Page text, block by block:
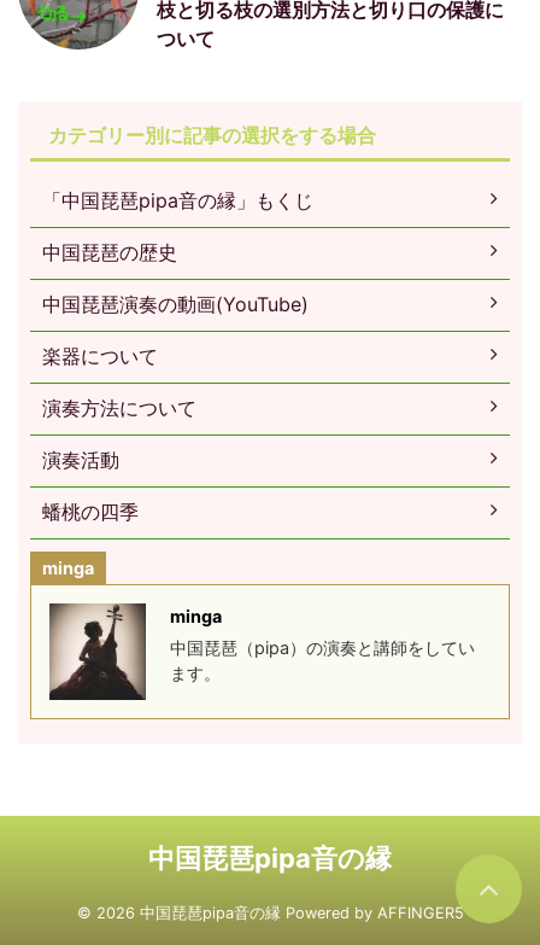
枝と切る枝の選別方法と切り口の保護に
ついて
カテゴリー別に記事の選択をする場合
「中国琵琶pipa音の縁」もくじ
中国琵琶の歴史
中国琵琶演奏の動画(YouTube)
楽器について
演奏方法について
演奏活動
蟠桃の四季
minga
minga
中国琵琶（pipa）の演奏と講師をしてい
ます。
中国琵琶pipa音の縁
© 2026 中国琵琶pipa音の縁 Powered by AFFINGER5